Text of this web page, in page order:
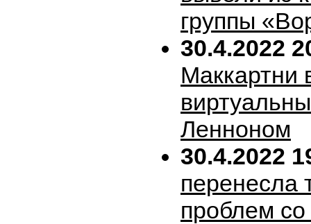
группы
30.4.2022
Маккартни
Ленноном
30.4.2022
перенесла
проблем